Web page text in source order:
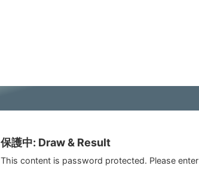
保護中: Draw & Result
This content is password protected. Please